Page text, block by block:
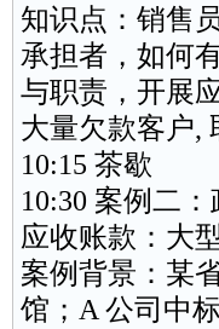
知识点：销售
承担者，如何
与职责，开展
大量欠款客户,
10:15 茶歇
10:30 案例二
应收账款：大
案例背景：某
馆；A 公司中